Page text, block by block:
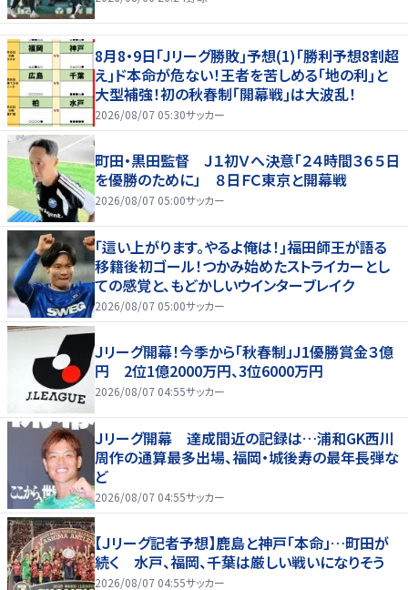
8月8・9日｢Jリーグ勝敗｣予想(1)｢勝利予想8割超
え｣ド本命が危ない！王者を苦しめる｢地の利｣と
大型補強！初の秋春制｢開幕戦｣は大波乱！
2026/08/07 05:30サッカー
町田・黒田監督 Ｊ１初Ｖへ決意「２４時間３６５日
を優勝のために」 ８日ＦＣ東京と開幕戦
2026/08/07 05:00サッカー
｢這い上がります。やるよ俺は！｣福田師王が語る
移籍後初ゴール！つかみ始めたストライカーとし
ての感覚と、もどかしいウインターブレイク
2026/08/07 05:00サッカー
Ｊリーグ開幕！今季から「秋春制」J1優勝賞金３億
円 2位1億2000万円、3位6000万円
2026/08/07 04:55サッカー
Ｊリーグ開幕 達成間近の記録は…浦和GK西川
周作の通算最多出場、福岡・城後寿の最年長弾な
ど
2026/08/07 04:55サッカー
【Ｊリーグ記者予想】鹿島と神戸「本命」…町田が
続く 水戸、福岡、千葉は厳しい戦いになりそう
2026/08/07 04:55サッカー